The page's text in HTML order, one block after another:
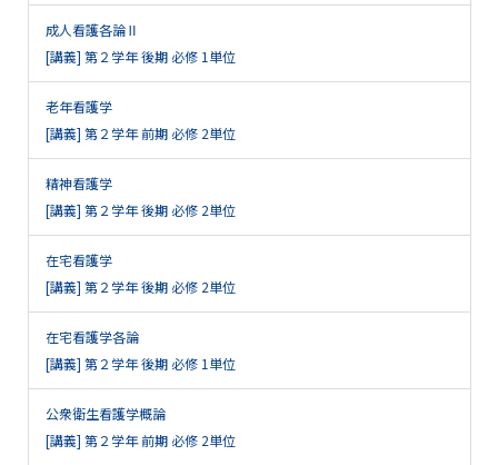
成人看護各論Ⅱ
[講義] 第２学年 後期 必修 1単位
老年看護学
[講義] 第２学年 前期 必修 2単位
精神看護学
[講義] 第２学年 後期 必修 2単位
在宅看護学
[講義] 第２学年 後期 必修 2単位
在宅看護学各論
[講義] 第２学年 後期 必修 1単位
公衆衛生看護学概論
[講義] 第２学年 前期 必修 2単位